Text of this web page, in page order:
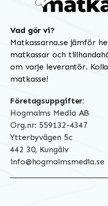
Vad gör vi?
Matkassarna.se jämför
matkassar och
om varje leverantör.
matkasse!
Företagsuppgifter:
Hogmalms Media AB
Org.nr: 559132-4347
Ytterbyvägen 5c
442 30, Kungälv
info@hogmalmsmedia.se